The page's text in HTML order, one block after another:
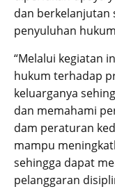
dan berkelanjutan
penyuluhan
“Melalui kegiatan
hukum terhadap
keluarganya
dan memahami
dam peraturan
mampu
sehingga dapat
pelanggaran